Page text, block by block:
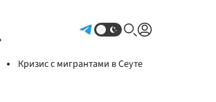
Кризис с мигрантами в Сеуте